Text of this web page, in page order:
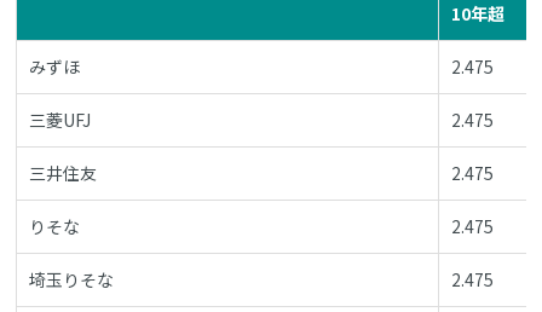
10年超
みずほ 2.475
三菱UFJ 2.475
三井住友 2.475
りそな 2.475
埼玉りそな 2.475